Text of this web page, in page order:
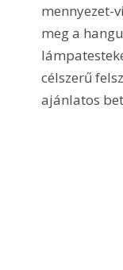
mennyezet-
meg a
célszerű
ajánlatos